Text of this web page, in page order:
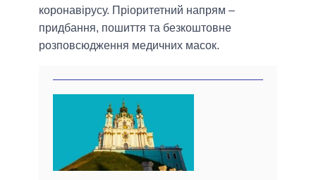
коронавірусу. Пріоритетний напрям –
придбання, пошиття та безкоштовне
розповсюдження медичних масок.